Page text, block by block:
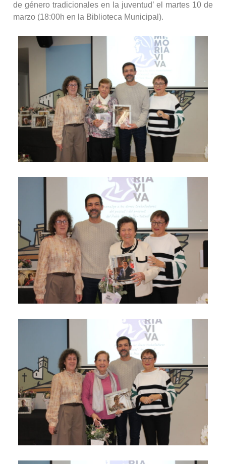
de género tradicionales en la juventud’ el martes 10 de
marzo (18:00h en la Biblioteca Municipal).